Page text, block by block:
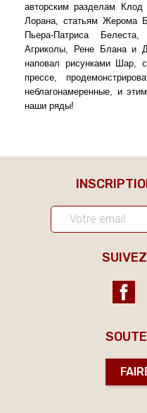
авторским разделам
Лорана, статьям Жерома
Пьера-Патриса
Агриколы, Рене Блана и
наповал рисунками Шар,
прессе,
неблагонамеренные, и
наши ряды!